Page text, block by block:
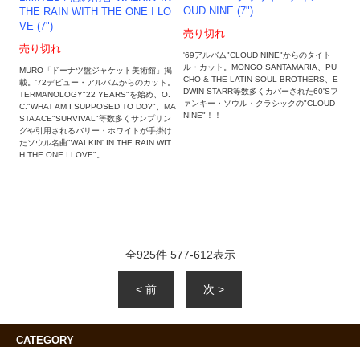
THE RAIN WITH THE ONE I LO
VE (7")
売り切れ
MURO「ドーナツ盤ジャケット美術館」掲
載。'72デビュー・アルバムからのカット。
TERMANOLOGY"22 YEARS"を始め、O.
C."WHAT AM I SUPPOSED TO DO?"、MA
STA ACE"SURVIVAL"等数多くサンプリン
グや引用されるバリー・ホワイトが手掛け
たソウル名曲"WALKIN' IN THE RAIN WIT
H THE ONE I LOVE"。
OUD NINE (7")
売り切れ
'69アルバム"CLOUD NINE"からのタイト
ル・カット。MONGO SANTAMARIA、PU
CHO & THE LATIN SOUL BROTHERS、E
DWIN STARR等数多くカバーされた60'Sフ
ァンキー・ソウル・クラシックの"CLOUD
NINE"！！
全925件 577-612表示
< 前 次 >
CATEGORY